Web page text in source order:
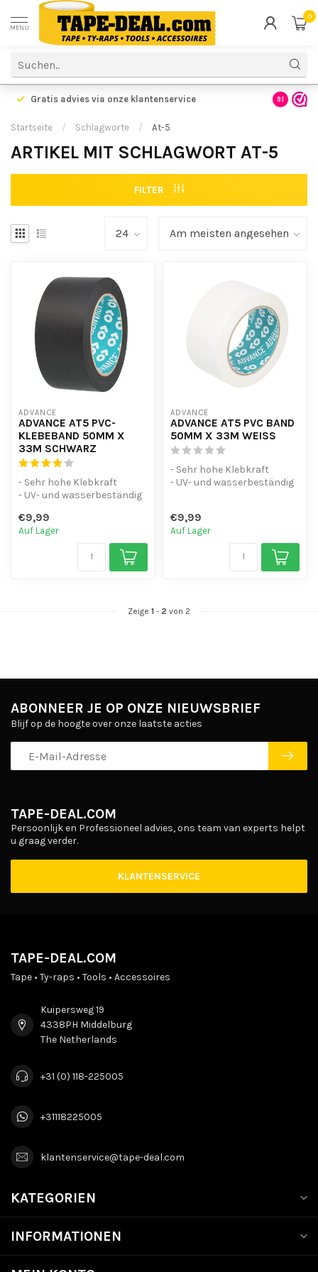
MENU
0
Gratis advies via onze klantenservice 9.1
Startseite / Schlagworte / At-5
ARTIKEL MIT SCHLAGWORT AT-5
FILTER
ADVANCE
ADVANCE AT5 PVC-
KLEBEBAND 50MM X
33M SCHWARZ
- Sehr hohe Klebkraft
- UV- und wasserbeständig
- Für...
€9,99
Auf Lager
ADVANCE
ADVANCE AT5 PVC BAND
50MM X 33M WEISS
- Sehr hohe Klebkraft
- UV- und wasserbeständig
€9,99
Auf Lager
Zeige 1 - 2 von 2
TAPE-DEAL.COM
Persoonlijk en Professioneel advies, ons team van experts helpt
u graag verder.
KLANTENSERVICE
ABONNEER JE OP ONZE NIEUWSBRIEF
Blijf op de hoogte over onze laatste acties
TAPE-DEAL.COM
Tape • Ty-raps • Tools • Accessoires
Kuipersweg 19
4338PH Middelburg
The Netherlands
+31 (0) 118-225005
+31118225005
klantenservice@tape-deal.com
KATEGORIEN
INFORMATIONEN